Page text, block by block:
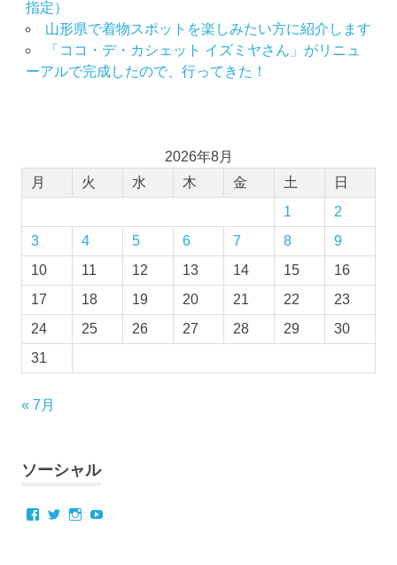
指定）
山形県で着物スポットを楽しみたい方に紹介します
「ココ・デ・カシェット イズミヤさん」がリニュ
ーアルで完成したので、行ってきた！
2026年8月
月
火 水 木 金 土
日
1
2
3
4 5 6 7 8
9
10
11 12 13 14 15
16
17
18 19 20 21 22
23
24
25 26 27 28 29
30
31
« 7月
ソーシャル
Facebook
TwitterInstagram
YouTube